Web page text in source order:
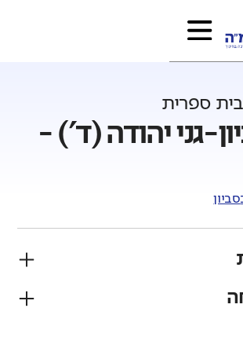
ספרית
גני יהודה (ד') -
סביון